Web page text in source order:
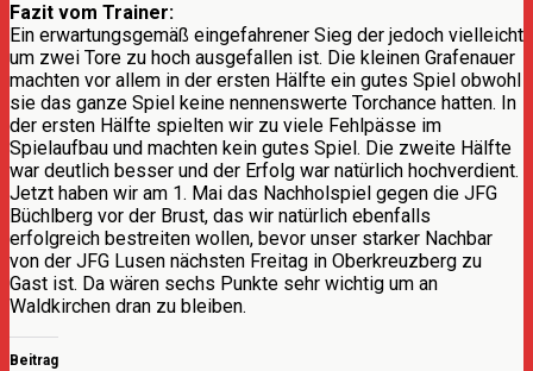
Fazit vom Trainer:
Ein erwartungsgemäß eingefahrener Sieg der jedoch vielleicht
um zwei Tore zu hoch ausgefallen ist. Die kleinen Grafenauer
machten vor allem in der ersten Hälfte ein gutes Spiel obwohl
sie das ganze Spiel keine nennenswerte Torchance hatten. In
der ersten Hälfte spielten wir zu viele Fehlpässe im
Spielaufbau und machten kein gutes Spiel. Die zweite Hälfte
war deutlich besser und der Erfolg war natürlich hochverdient.
Jetzt haben wir am 1. Mai das Nachholspiel gegen die JFG
Büchlberg vor der Brust, das wir natürlich ebenfalls
erfolgreich bestreiten wollen, bevor unser starker Nachbar
von der JFG Lusen nächsten Freitag in Oberkreuzberg zu
Gast ist. Da wären sechs Punkte sehr wichtig um an
Waldkirchen dran zu bleiben.
Beitrag